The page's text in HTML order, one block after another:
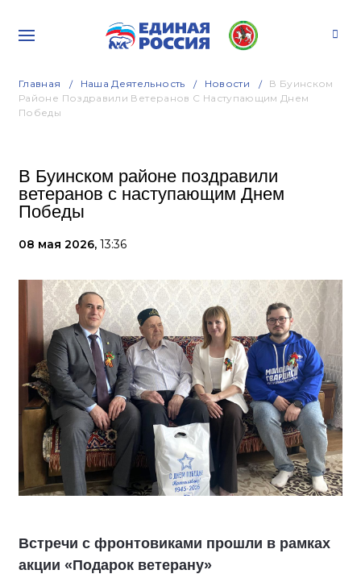
Главная Наша Деятельность Новости
В Буинском
Районе Поздравили Ветеранов С Наступающим Днем
Победы
В Буинском районе поздравили
ветеранов с наступающим Днем
Победы
08 мая 2026, 13:36
Встречи с фронтовиками прошли в рамках
акции «Подарок ветерану»